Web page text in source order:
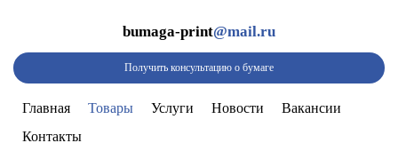
bumaga-print@mail.ru
Получить консультацию о бумаге
Главная Товары Услуги Новости
Вакансии
Контакты